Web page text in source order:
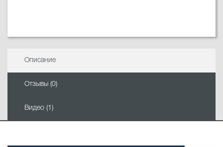
Описание
Отзывы (0)
Видео (1)